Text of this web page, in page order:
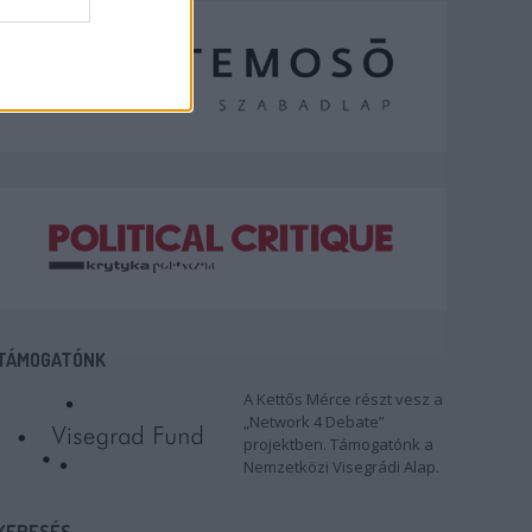
A Kettős Mérce részt vesz a
„Network 4 Debate”
projektben. Támogatónk a
Nemzetközi Visegrádi Alap.